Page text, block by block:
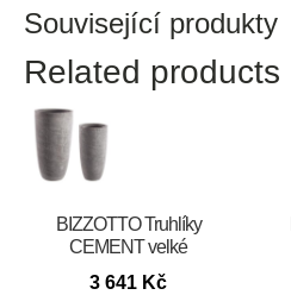
Související produkty
Related products
BIZZOTTO Truhlíky
CEMENT velké
3 641 Kč